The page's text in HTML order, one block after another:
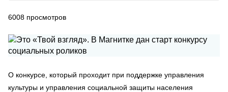
6008 просмотров
О конкурсе, который проходит при поддержке управления
культуры и управления социальной защиты населения